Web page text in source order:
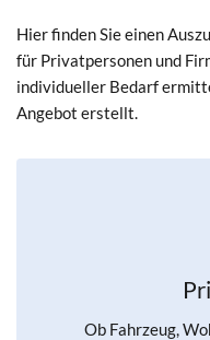
Hier finden Sie einen
für Privatpersonen und
individueller Bedarf
Angebot erstellt.
Ob Fahrzeug,